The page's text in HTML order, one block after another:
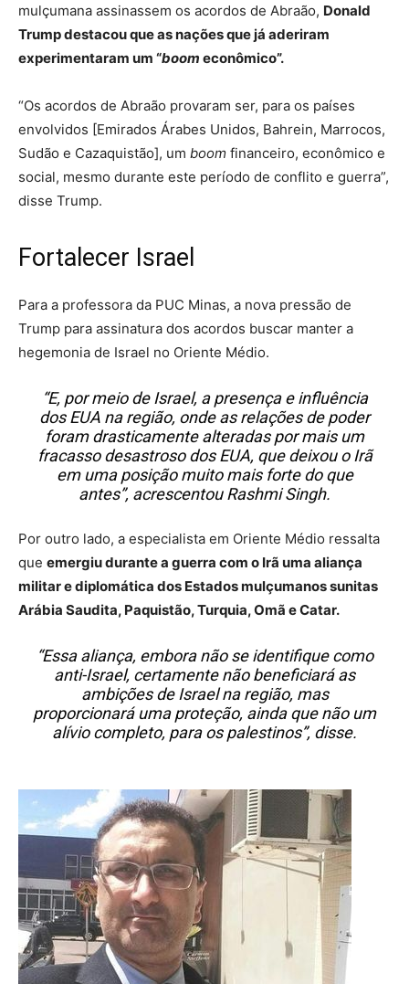
mulçumana assinassem os acordos de Abraão, Donald
Trump destacou que as nações que já aderiram
experimentaram um “boom econômico”.
“Os acordos de Abraão provaram ser, para os países
envolvidos [Emirados Árabes Unidos, Bahrein, Marrocos,
Sudão e Cazaquistão], um boom financeiro, econômico e
social, mesmo durante este período de conflito e guerra”,
disse Trump.
Fortalecer Israel
Para a professora da PUC Minas, a nova pressão de
Trump para assinatura dos acordos buscar manter a
hegemonia de Israel no Oriente Médio.
“E, por meio de Israel, a presença e influência
dos EUA na região, onde as relações de poder
foram drasticamente alteradas por mais um
fracasso desastroso dos EUA, que deixou o Irã
em uma posição muito mais forte do que
antes”, acrescentou Rashmi Singh.
Por outro lado, a especialista em Oriente Médio ressalta
que emergiu durante a guerra com o Irã uma aliança
militar e diplomática dos Estados mulçumanos sunitas
Arábia Saudita, Paquistão, Turquia, Omã e Catar.
“Essa aliança, embora não se identifique como
anti-Israel, certamente não beneficiará as
ambições de Israel na região, mas
proporcionará uma proteção, ainda que não um
alívio completo, para os palestinos”, disse.